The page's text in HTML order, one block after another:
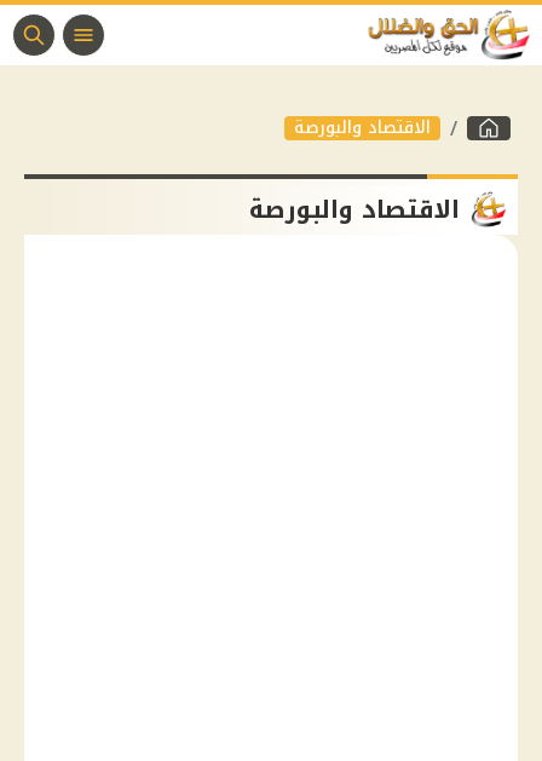
الاقتصاد والبورصة
الاقتصاد والبورصة